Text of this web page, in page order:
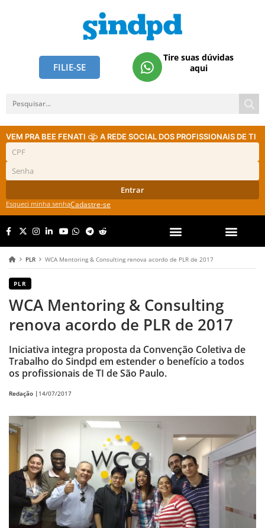
FILIE-SE
Tire suas dúvidas
aqui
VEM PRA BEE FENATI A REDE SOCIAL DOS PROFISSIONAIS DE TI
Entrar
Esqueci minha senhaCadastre-se
PLR WCA Mentoring & Consulting renova acordo de PLR de 2017
PLR
WCA Mentoring & Consulting
renova acordo de PLR de 2017
Iniciativa integra proposta da Convenção Coletiva de
Trabalho do Sindpd em estender o benefício a todos
os profissionais de TI de São Paulo.
Redação | 14/07/2017